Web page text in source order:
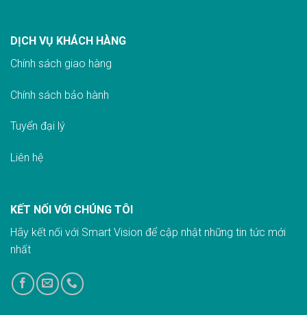
DỊCH VỤ KHÁCH HÀNG
Chính sách giao hàng
Chính sách bảo hành
Tuyển đại lý
Liên hệ
KẾT NỐI VỚI CHÚNG TÔI
Hãy kết nối với Smart Vision để cập nhật những tin tức mới
nhất